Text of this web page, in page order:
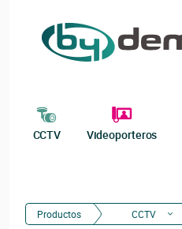
CCTV Videoporteros
Productos CCTV